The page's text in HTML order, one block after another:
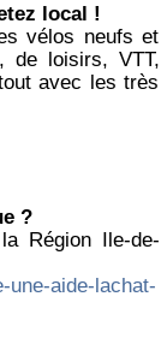
local !
vélos neufs et
de loisirs, VTT,
avec les très
?
Région Ile-de-
une-aide-lachat-